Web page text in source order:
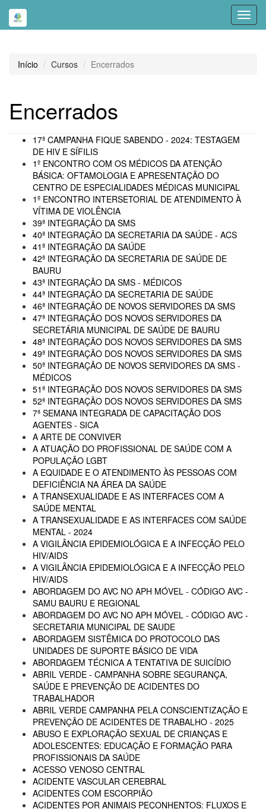
Início Cursos Encerrados
Encerrados
17ª CAMPANHA FIQUE SABENDO - 2024: TESTAGEM
DE HIV E SÍFILIS
1º ENCONTRO COM OS MÉDICOS DA ATENÇÃO
BÁSICA: OFTAMOLOGIA E APRESENTAÇÃO DO
CENTRO DE ESPECIALIDADES MÉDICAS MUNICIPAL
1º ENCONTRO INTERSETORIAL DE ATENDIMENTO À
VÍTIMA DE VIOLÊNCIA
39ª INTEGRAÇÃO DA SMS
40ª INTEGRAÇÃO DA SECRETARIA DA SAÚDE - ACS
41ª INTEGRAÇÃO DA SAÚDE
42ª INTEGRAÇÃO DA SECRETARIA DE SAÚDE DE
BAURU
43ª INTEGRAÇÃO DA SMS - MÉDICOS
44ª INTEGRAÇÃO DA SECRETARIA DE SAÚDE
46ª INTEGRAÇÃO DE NOVOS SERVIDORES DA SMS
47ª INTEGRAÇÃO DOS NOVOS SERVIDORES DA
SECRETÁRIA MUNICIPAL DE SAÚDE DE BAURU
48ª INTEGRAÇÃO DOS NOVOS SERVIDORES DA SMS
49ª INTEGRAÇÃO DOS NOVOS SERVIDORES DA SMS
50ª INTEGRAÇÃO DE NOVOS SERVIDORES DA SMS -
MÉDICOS
51ª INTEGRAÇÃO DOS NOVOS SERVIDORES DA SMS
52ª INTEGRAÇÃO DOS NOVOS SERVIDORES DA SMS
7ª SEMANA INTEGRADA DE CAPACITAÇÃO DOS
AGENTES - SICA
A ARTE DE CONVIVER
A ATUAÇÃO DO PROFISSIONAL DE SAÚDE COM A
POPULAÇÃO LGBT
A EQUIDADE E O ATENDIMENTO ÀS PESSOAS COM
DEFICIÊNCIA NA ÁREA DA SAÚDE
A TRANSEXUALIDADE E AS INTERFACES COM A
SAÚDE MENTAL
A TRANSEXUALIDADE E AS INTERFACES COM SAÚDE
MENTAL - 2024
A VIGILÂNCIA EPIDEMIOLÓGICA E A INFECÇÃO PELO
HIV/AIDS
A VIGILÂNCIA EPIDEMIOLÓGICA E A INFECÇÃO PELO
HIV/AIDS
ABORDAGEM DO AVC NO APH MÓVEL - CÓDIGO AVC -
SAMU BAURU E REGIONAL
ABORDAGEM DO AVC NO APH MÓVEL - CÓDIGO AVC -
SECRETARIA MUNICIPAL DE SAUDE
ABORDAGEM SISTÊMICA DO PROTOCOLO DAS
UNIDADES DE SUPORTE BÁSICO DE VIDA
ABORDAGEM TÉCNICA A TENTATIVA DE SUICÍDIO
ABRIL VERDE - CAMPANHA SOBRE SEGURANÇA,
SAÚDE E PREVENÇÃO DE ACIDENTES DO
TRABALHADOR
ABRIL VERDE CAMPANHA PELA CONSCIENTIZAÇÃO E
PREVENÇÃO DE ACIDENTES DE TRABALHO - 2025
ABUSO E EXPLORAÇÃO SEXUAL DE CRIANÇAS E
ADOLESCENTES: EDUCAÇÃO E FORMAÇÃO PARA
PROFISSIONAIS DA SAÚDE
ACESSO VENOSO CENTRAL
ACIDENTE VASCULAR CEREBRAL
ACIDENTES COM ESCORPIÃO
ACIDENTES POR ANIMAIS PEÇONHENTOS: FLUXOS E